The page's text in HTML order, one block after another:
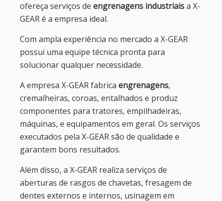
ofereça serviços de engrenagens industriaisa X-
GEAR é a empresa ideal.
Com ampla experiência no mercado a X-GEAR
possui uma equipe técnica pronta para
solucionar qualquer necessidade.
A empresa X-GEAR fabrica engrenagens,
cremalheiras, coroas, entalhados e produz
componentes para tratores, empilhadeiras,
máquinas, e equipamentos em geral. Os serviços
executados pela X-GEAR são de qualidade e
garantem bons resultados.
Além disso, a X-GEAR realiza serviços de
aberturas de rasgos de chavetas, fresagem de
dentes externos e internos, usinagem em